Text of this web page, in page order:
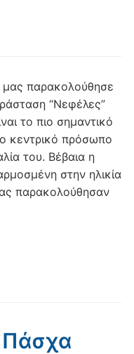
μας παρακολούθησε
“Νεφέλες”
το πιο σημαντικό
κεντρικό πρόσωπο
του. Βέβαια η
στην ηλικία
παρακολούθησαν
Πάσχα